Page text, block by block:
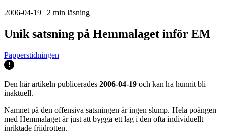
2006-04-19 | 2 min läsning
Unik satsning på Hemmalaget inför EM
Papperstidningen
Den här artikeln publicerades 2006-04-19 och kan ha hunnit bli
inaktuell.
Namnet på den offensiva satsningen är ingen slump. Hela poängen
med Hemmalaget är just att bygga ett lag i den ofta individuellt
inriktade friidrotten.